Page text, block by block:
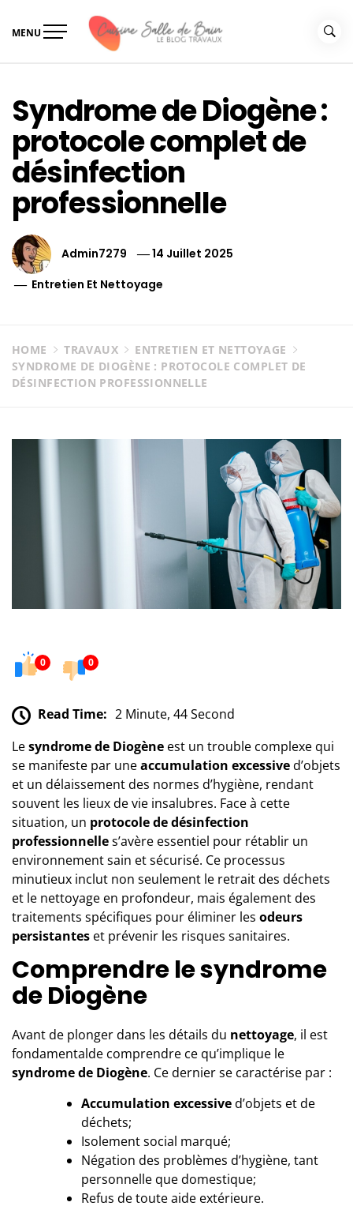
MENU
Syndrome de Diogène :
protocole complet de
désinfection
professionnelle
Admin7279
14 Juillet 2025
Entretien Et Nettoyage
HOME TRAVAUX
ENTRETIEN ET NETTOYAGE
SYNDROME DE DIOGÈNE : PROTOCOLE COMPLET DE
DÉSINFECTION PROFESSIONNELLE
0 0
Read Time: 2 Minute, 44 Second
Lesyndrome de Diogène est un trouble complexe qui
se manifeste par uneaccumulation excessived’objets
et un délaissement des normes d’hygiène, rendant
souvent les lieux de vie insalubres. Face à cette
situation, un protocole de désinfection
professionnelles’avère essentiel pour rétablir un
environnement sain et sécurisé. Ce processus
minutieux inclut non seulement le retrait des déchets
et le nettoyage en profondeur, mais également des
traitements spécifiques pour éliminer les odeurs
persistantes et prévenir les risques sanitaires.
Comprendre le syndrome
de Diogène
Avant de plonger dans les détails du nettoyage, il est
fondamentalde comprendre ce qu’implique le
syndrome de Diogène. Ce dernier se caractérise par :
Accumulation excessived’objets et de
déchets;
Isolement social marqué;
Négation des problèmes d’hygiène, tant
personnelle que domestique;
Refus de toute aide extérieure.